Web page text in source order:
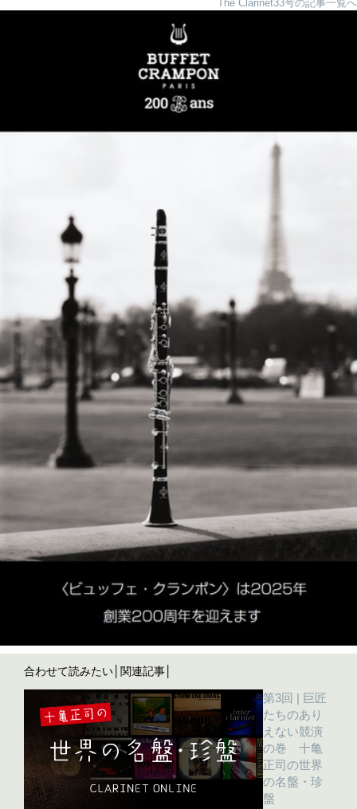
The Clarinet33号の記事一覧へ
合わせて読みたい│関連記事│
第3回 | 巨匠
たちのあり
えない競演
の巻 十亀
正司の世界
の名盤・珍
盤